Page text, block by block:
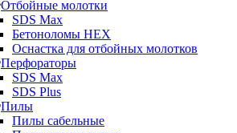
Отбойные молотки
SDS Max
Бетоноломы HEX
Оснастка для отбойных молотков
Перфораторы
SDS Max
SDS Plus
Пилы
Пилы сабельные